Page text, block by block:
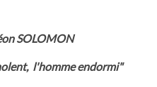
SOLOMON
l'homme endormi"